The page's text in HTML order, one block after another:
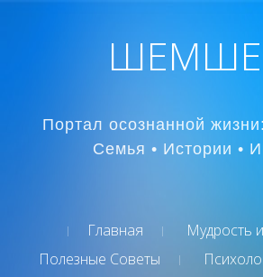
Портал осознанной
Семья • Истории •
Главная
Мудрость
Полезные Советы